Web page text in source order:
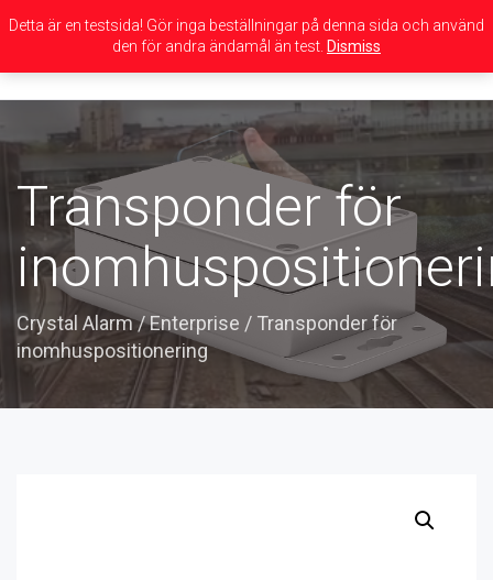
navigation
Transponder för
Crystal Alarm/Enterprise / Transponder för
inomhuspositionering
Detta är en testsida! Gör inga beställningar på denna sida och använd
den för andra ändamål än test. Dismiss